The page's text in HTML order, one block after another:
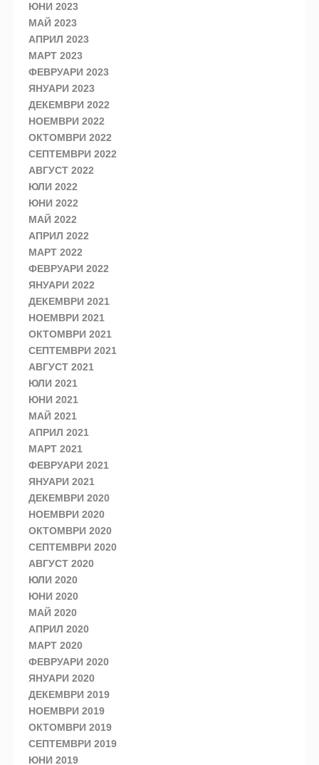
ЮНИ 2023
МАЙ 2023
АПРИЛ 2023
МАРТ 2023
ФЕВРУАРИ 2023
ЯНУАРИ 2023
ДЕКЕМВРИ 2022
НОЕМВРИ 2022
ОКТОМВРИ 2022
СЕПТЕМВРИ 2022
АВГУСТ 2022
ЮЛИ 2022
ЮНИ 2022
МАЙ 2022
АПРИЛ 2022
МАРТ 2022
ФЕВРУАРИ 2022
ЯНУАРИ 2022
ДЕКЕМВРИ 2021
НОЕМВРИ 2021
ОКТОМВРИ 2021
СЕПТЕМВРИ 2021
АВГУСТ 2021
ЮЛИ 2021
ЮНИ 2021
МАЙ 2021
АПРИЛ 2021
МАРТ 2021
ФЕВРУАРИ 2021
ЯНУАРИ 2021
ДЕКЕМВРИ 2020
НОЕМВРИ 2020
ОКТОМВРИ 2020
СЕПТЕМВРИ 2020
АВГУСТ 2020
ЮЛИ 2020
ЮНИ 2020
МАЙ 2020
АПРИЛ 2020
МАРТ 2020
ФЕВРУАРИ 2020
ЯНУАРИ 2020
ДЕКЕМВРИ 2019
НОЕМВРИ 2019
ОКТОМВРИ 2019
СЕПТЕМВРИ 2019
ЮНИ 2019